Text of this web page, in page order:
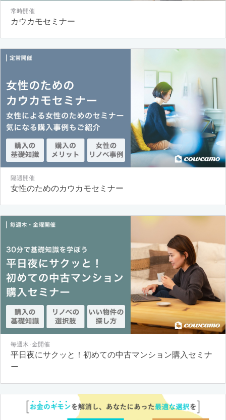
常時開催
カウカモセミナー
隔週開催
女性のためのカウカモセミナー
毎週木･金開催
平日夜にサクッと！初めての中古マンション購入セミナ
ー